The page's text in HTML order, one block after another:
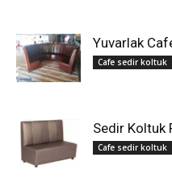
Yuvarlak
Cafe sedir koltuk
Sedir Koltuk
Cafe sedir koltuk